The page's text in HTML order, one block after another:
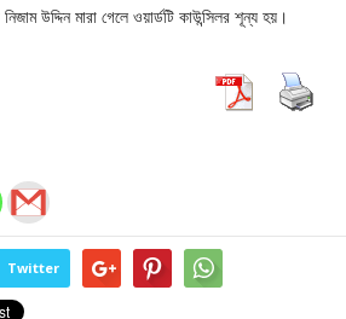
উদ্দিন মারা গেলে ওয়ার্ডটি কাউন্সিলর শূন্য হয়।
Twitter